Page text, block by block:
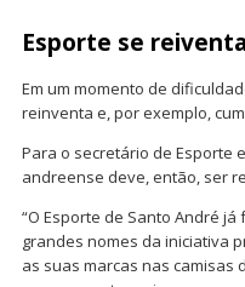
Esporte se reiventa
Em um momento de
reinventa e, por exemplo,
Para o secretário de Esporte
andreense deve, então, ser
“O Esporte de Santo André
grandes nomes da iniciativa
as suas marcas nas camisas